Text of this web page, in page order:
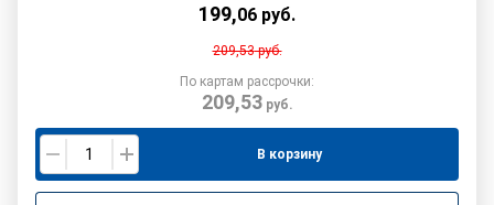
199,06 руб.
209,53руб.
По картам рассрочки:
209,53руб.
В корзину